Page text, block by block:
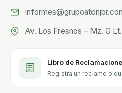
Av. Los Fresnos – Mz. G
Libro de
Registra un reclamo o